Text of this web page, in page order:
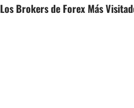
Los Brokers de Forex Más